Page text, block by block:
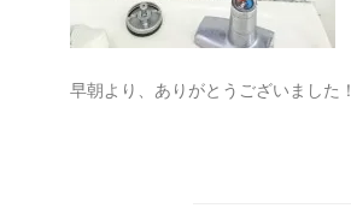
早朝より、ありがとうございました！